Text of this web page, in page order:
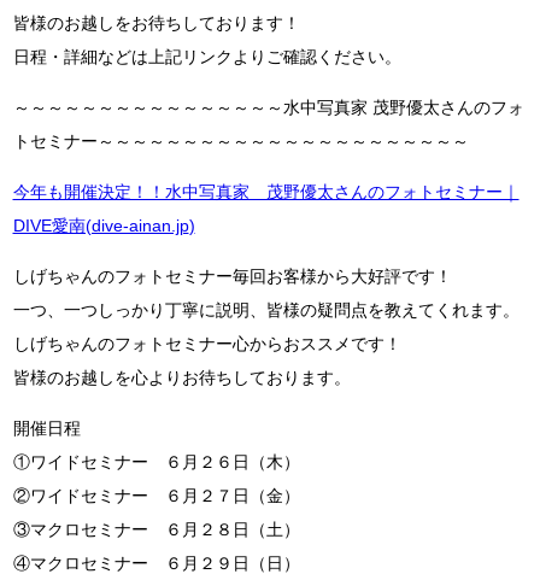
皆様のお越しをお待ちしております！
日程・詳細などは上記リンクよりご確認ください。
～～～～～～～～～～～～～～～～水中写真家 茂野優太さんのフォ
トセミナー～～～～～～～～～～～～～～～～～～～～～～
今年も開催決定！！水中写真家 茂野優太さんのフォトセミナー｜
DIVE愛南(dive-ainan.jp)
しげちゃんのフォトセミナー毎回お客様から大好評です！
一つ、一つしっかり丁寧に説明、皆様の疑問点を教えてくれます。
しげちゃんのフォトセミナー心からおススメです！
皆様のお越しを心よりお待ちしております。
開催日程
①ワイドセミナー ６月２６日（木）
②ワイドセミナー ６月２７日（金）
③マクロセミナー ６月２８日（土）
④マクロセミナー ６月２９日（日）